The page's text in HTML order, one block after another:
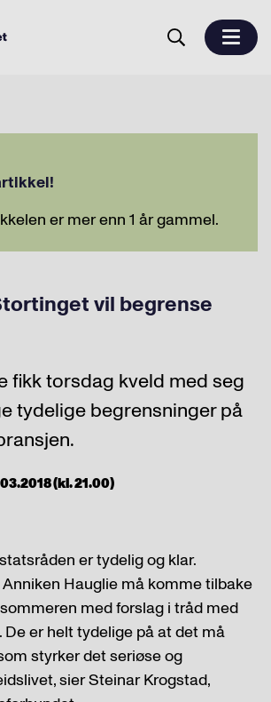
er mer enn 1 år gammel.
vil begrense
fikk torsdag kveld med seg
tydelige begrensninger på
(kl. 21.00)
er tydelig og klar.
Hauglie må komme tilbake
med forslag i tråd med
er helt tydelige på at det må
styrker det seriøse og
sier Steinar Krogstad,